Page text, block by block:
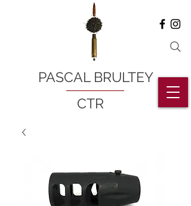
PASCAL BRULTEY
CTR